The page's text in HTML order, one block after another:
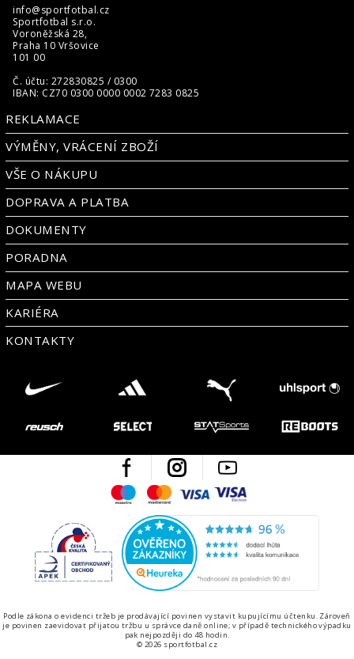
info@sportfotbal.cz
Sportfotbal s.r.o.
Voroněžská 28,
Praha 10 Vršovice
101 00
Č. účtu: 272830825 / 0300
IBAN: CZ70 0300 0000 0002 7283 0825
REKLAMACE
VÝMĚNY, VRÁCENÍ ZBOŽÍ
VŠE O NÁKUPU
DOPRAVA A PLATBA
DOKUMENTY
PORADNA
MAPA WEBU
KARIÉRA
KONTAKTY
Facebook Instagram
MaestroMastercard
Visa
Česká kvalita
Podle zákona o evidenci tržeb je prodávající povinen vystavit kupujícímu účtenku. Zároveň
je povinen zaevidovat přijatou tržbu u správce daně online; v případě technického výpadku
pak nejpozději do 48 hodin.
© 2026 sportfotbal.cz